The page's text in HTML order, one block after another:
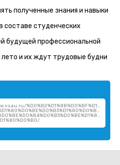
полученные знания и навыки
составе студенческих
будущей профессиональной
и их ждут трудовые будни